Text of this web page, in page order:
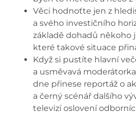
Věci hodnoťte jen z
a svého investičního
základě dohadů někoho
které takové situace
Když si pustíte hlavní
a usměvavá
dne přinese reportáž o
a černý scénář dalšího
televizí oslovení